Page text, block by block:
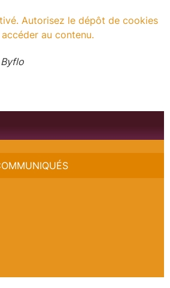
Autorisez le dépôt de cookies
au contenu.